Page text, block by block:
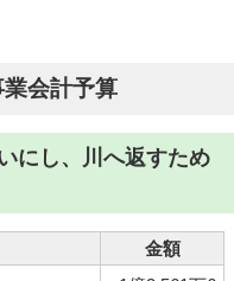
会計予算
にし、川へ返すため
金額